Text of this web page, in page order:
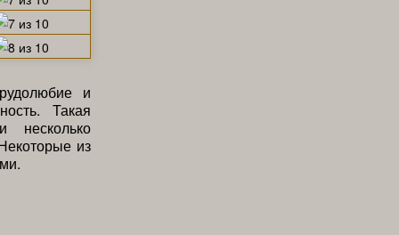
и
Такая
несколько
из